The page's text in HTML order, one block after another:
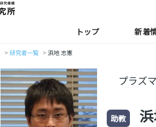
トップ 新着
研究者一覧 浜地 志憲
プラズ
助教